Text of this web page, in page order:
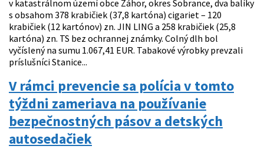
v katastrálnom území obce Záhor, okres Sobrance, dva balíky
s obsahom 378 krabičiek (37,8 kartóna) cigariet – 120
krabičiek (12 kartónov) zn. JIN LING a 258 krabičiek (25,8
kartóna) zn. TS bez ochrannej známky. Colný dlh bol
vyčíslený na sumu 1.067,41 EUR. Tabakové výrobky prevzali
príslušníci Stanice...
V rámci prevencie sa polícia v tomto
týždni zameriava na používanie
bezpečnostných pásov a detských
autosedačiek